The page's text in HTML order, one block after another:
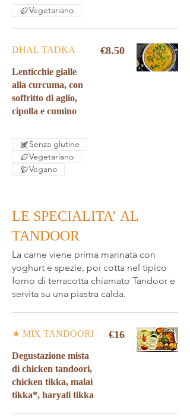
Vegetariano
DHAL TADKA
Lenticchie gialle
alla curcuma, con
soffritto di aglio,
cipolla e cumino
€8.50
Senza glutine
Vegetariano
Vegano
LE SPECIALITA’ AL
TANDOOR
La carne viene prima marinata con
yoghurt e spezie, poi cotta nel tipico
forno di terracotta chiamato Tandoor e
★ MIX TANDOORI
Degustazione mista
di chicken tandoori,
chicken tikka, malai
tikka*, haryali tikka
€16